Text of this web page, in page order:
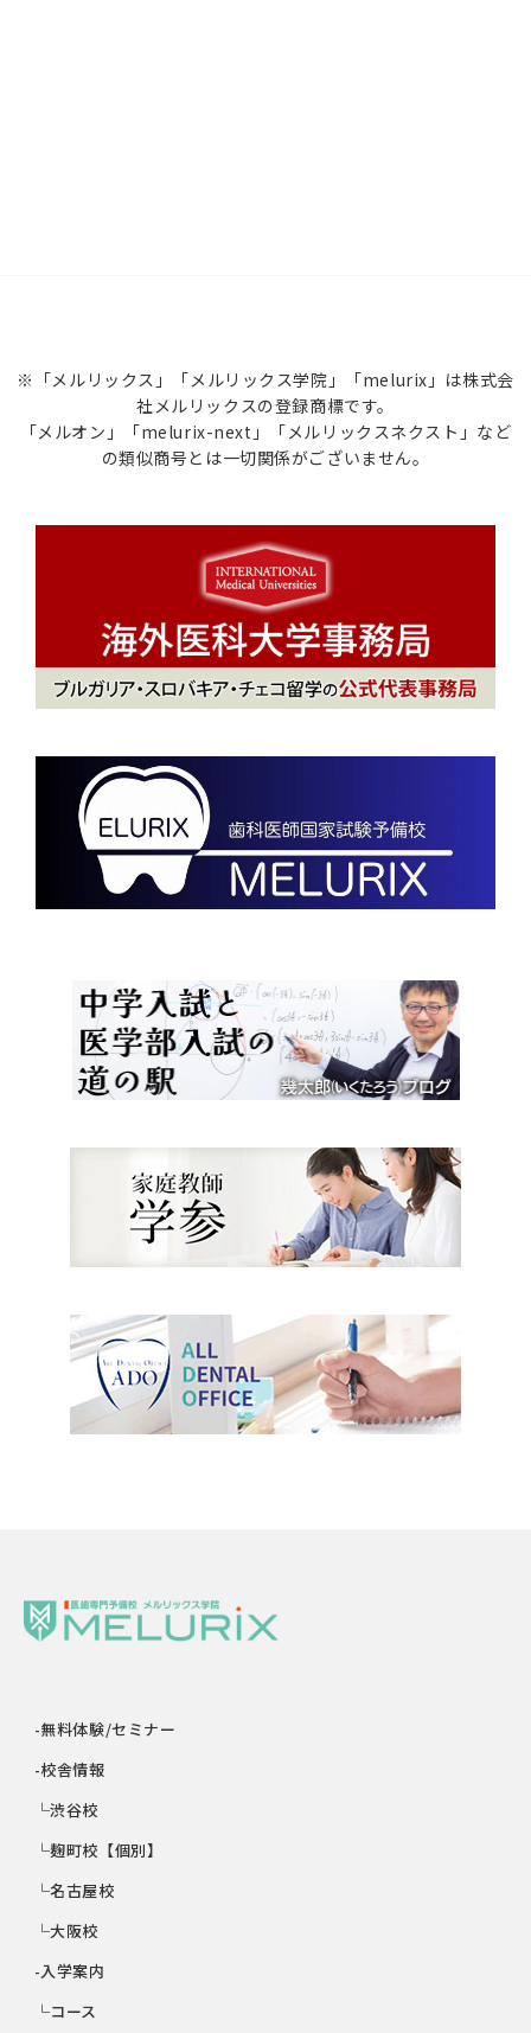
※「メルリックス」「メルリックス学院」「melurix」は株式会
社メルリックスの登録商標です。
「メルオン」「melurix-next」「メルリックスネクスト」など
の類似商号とは一切関係がございません。
-無料体験/セミナー
-校舎情報
└渋谷校
└麹町校【個別】
└名古屋校
└大阪校
-入学案内
└コース